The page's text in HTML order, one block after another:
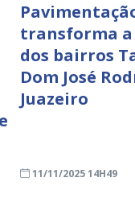
transforma
dos bairros
Dom José
Juazeiro
11/11/2025 14H49